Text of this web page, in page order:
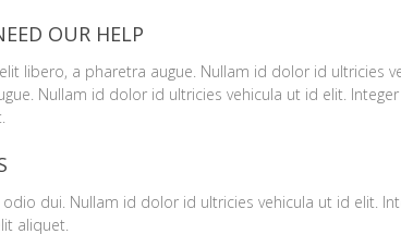
OUR HELP
libero, a pharetra augue. Nullam id dolor id ultricies
Nullam id dolor id ultricies vehicula ut id elit.
dui. Nullam id dolor id ultricies vehicula ut id elit.
aliquet.